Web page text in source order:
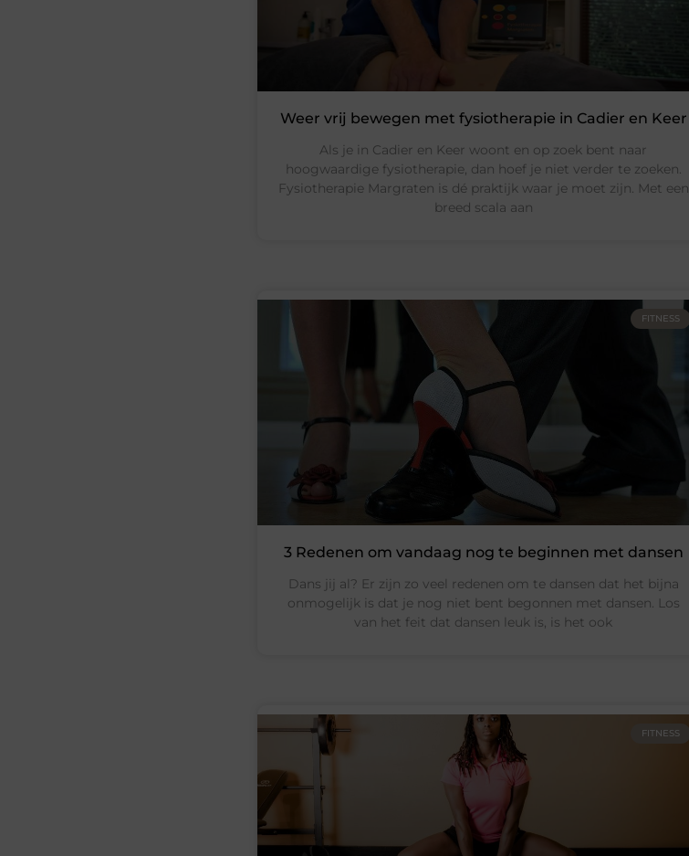
Weer vrij bewegen met fysiotherapie in Cadier en Keer
Als je in Cadier en Keer woont en op zoek bent naar
hoogwaardige fysiotherapie, dan hoef je niet verder te zoeken.
Fysiotherapie Margraten is dé praktijk waar je moet zijn. Met een
breed scala aan
FITNESS
3 Redenen om vandaag nog te beginnen met dansen
Dans jij al? Er zijn zo veel redenen om te dansen dat het bijna
onmogelijk is dat je nog niet bent begonnen met dansen. Los
van het feit dat dansen leuk is, is het ook
FITNESS